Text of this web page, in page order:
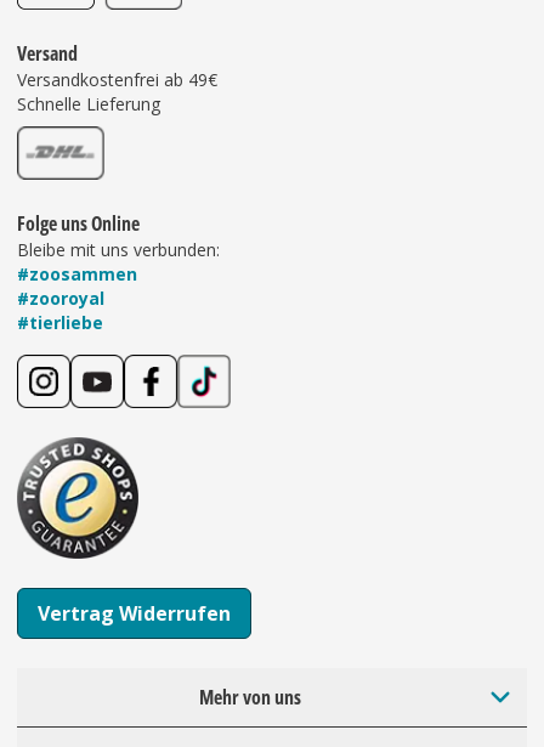
Versand
Versandkostenfrei ab 49€
Schnelle Lieferung
Folge uns Online
Bleibe mit uns verbunden:
#zoosammen
#zooroyal
#tierliebe
Vertrag Widerrufen
Mehr von uns